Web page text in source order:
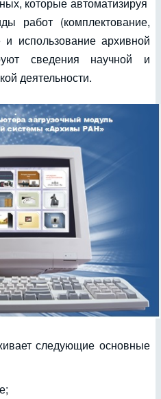
работ (комплектование,
использование архивной
сведения научной и
деятельности.
следующие основные